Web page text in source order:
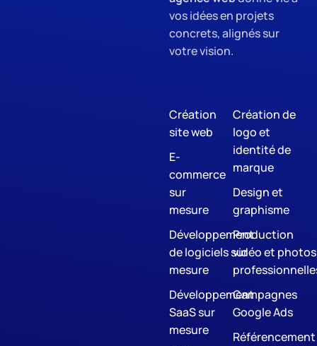
vos idées en projets
concrets, alignés sur
votre vision.
Création
site web
E-
commerce
sur
mesure
Développement
de logiciels sur
mesure
Développement
SaaS sur
mesure
Création de
logo et
identité de
marque
Design et
graphisme
Production
vidéo et photos
Campagnes
Google Ads
Référencement